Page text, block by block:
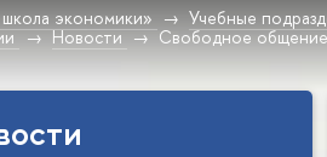
экономики» Учебные
Новости Свободное